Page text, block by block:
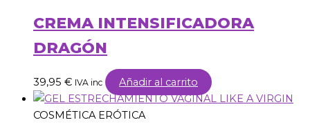
CREMA INTENSIFICADORA
DRAGÓN
39,95 € IVA inc Añadir al carrito
COSMÉTICA ERÓTICA